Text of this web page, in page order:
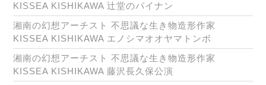
KISSEA KISHIKAWA 辻堂のパイナン
湘南の幻想アーチスト 不思議な生き物造形作家
KISSEA KISHIKAWA エノシマオオヤマトンボ
湘南の幻想アーチスト 不思議な生き物造形作家
KISSEA KISHIKAWA 藤沢長久保公演